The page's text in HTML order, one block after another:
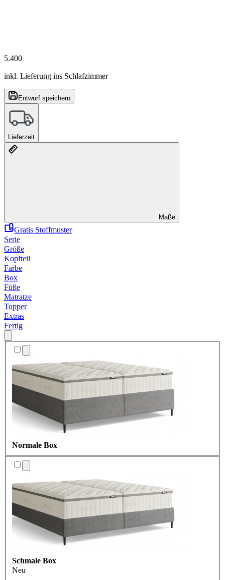
5.400
inkl. Lieferung ins Schlafzimmer
Entwurf speichern
Lieferzeit
Maße
Gratis Stoffmuster
Serie
Größe
Kopfteil
Farbe
Box
Füße
Matratze
Topper
Extras
Fertig
Normale Box
Schmale Box
Neu